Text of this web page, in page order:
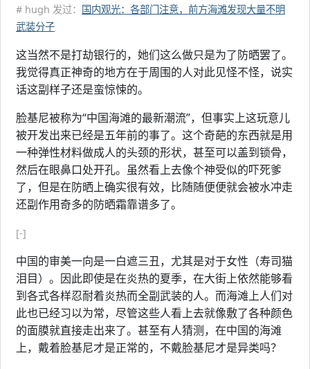
# hugh 发过： 国内观光：各部门注意，前方海滩发现大量不明
武装分子
这当然不是打劫银行的，她们这么做只是为了防晒罢了。
我觉得真正神奇的地方在于周围的人对此见怪不怪，说实
话这副样子还是蛮惊悚的。
脸基尼被称为“中国海滩的最新潮流”，但事实上这玩意儿
被开发出来已经是五年前的事了。这个奇葩的东西就是用
一种弹性材料做成人的头颈的形状，甚至可以盖到锁骨，
然后在眼鼻口处开孔。虽然看上去像个神受似的吓死爹
了，但是在防晒上确实很有效，比随随便便就会被水冲走
还副作用奇多的防晒霜靠谱多了。
[-]
中国的审美一向是一白遮三丑，尤其是对于女性（寿司猫
泪目）。因此即使是在炎热的夏季，在大街上依然能够看
到各式各样忍耐着炎热而全副武装的人。而海滩上人们对
此也已经习以为常，尽管这些人看上去就像敷了各种颜色
的面膜就直接走出来了。甚至有人猜测，在中国的海滩
上，戴着脸基尼才是正常的，不戴脸基尼才是异类吗？